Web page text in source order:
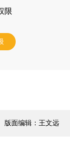
限
版面编辑：王文远